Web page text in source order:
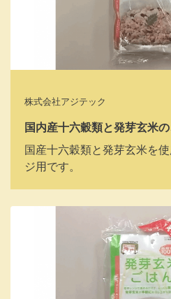
株式会社アジテック
国内産十六穀類と発芽玄米
国産十六穀類と発芽玄米を
ジ用です。